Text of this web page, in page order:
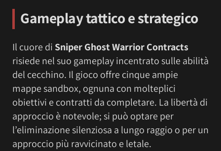
Gameplay tattico e strategico
Il cuore di Sniper Ghost Warrior Contracts
risiede nel suo gameplay incentrato sulle abilità
del cecchino. Il gioco offre cinque ampie
mappe sandbox, ognuna con molteplici
obiettivi e contratti da completare. La libertà di
approccio è notevole; si può optare per
l’eliminazione silenziosa a lungo raggio o per un
approccio più ravvicinato e letale.